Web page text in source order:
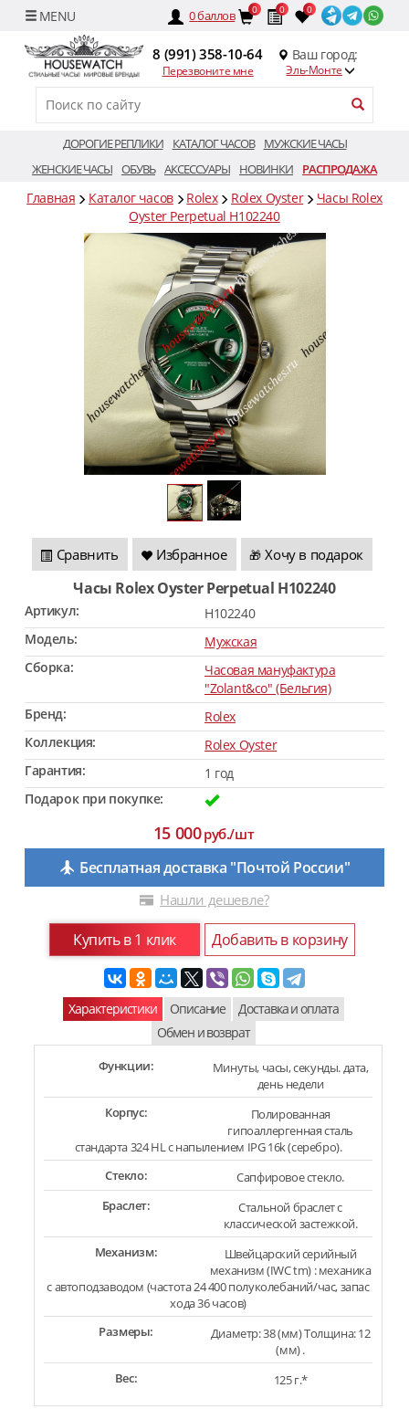
0баллов 0 0 0
8 (991) 358-10-64
Перезвоните мне
Ваш город:
Эль-Монте
ДОРОГИЕ РЕПЛИКИ КАТАЛОГ ЧАСОВ
МУЖСКИЕ ЧАСЫ
ЖЕНСКИЕ ЧАСЫ ОБУВЬ АКСЕССУАРЫ НОВИНКИ РАСПРОДАЖА
Главная Каталог часов Rolex Rolex Oyster
Часы Rolex
Oyster Perpetual H102240
Сравнить Избранное 🎁 Хочу в подарок
Часы Rolex Oyster Perpetual H102240
Артикул:
H102240
Модель:
Мужская
Сборка:
Часовая мануфактура
"Zolant&co" (Бельгия)
Бренд:
Rolex
Коллекция:
Rolex Oyster
Гарантия:
1 год
Подарок при покупке:
15 000руб./шт
Бесплатная доставка "Почтой России"
Нашли дешевле?
Купить в 1 клик Добавить в корзину
Характеристики Описание
Доставка и оплата
Обмен и возврат
Функции:
Минуты, часы, секунды. дата,
день недели
Корпус:
Полированная
гипоаллергенная сталь
стандарта 324 HL с напылением IPG 16k (серебро).
Стекло:
Сапфировое стекло.
Браслет:
Стальной браслет с
классической застежкой.
Механизм:
Швейцарский серийный
механизм (IWC tm) : механика
с автоподзаводом (частота 24 400 полуколебаний/час, запас
хода 36 часов)
Размеры:
Диаметр: 38 (мм) Толщина: 12
(мм) .
Вес:
125 г.*